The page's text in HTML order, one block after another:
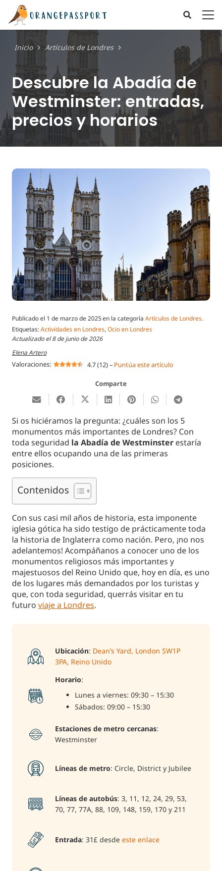
Inicio Artículos de Londres
Descubre la Abadía de
Westminster: entradas,
precios y horarios
Publicado el 1 de marzo de 2025en la categoría Artículos de Londres.
Etiquetas:Actividades en Londres, Ocio en Londres
Actualizado el8 de junio de 2026
Elena Artero
Valoraciones: 4.7(12)– Puntúa este artículo
Comparte
Si os hiciéramos la pregunta: ¿cuáles son los 5
monumentos más importantes de Londres? Con
toda seguridad la Abadía de Westminster estaría
entre ellos ocupando una de las primeras
posiciones.
Contenidos
Con sus casi mil años de historia, esta imponente
iglesia gótica ha sido testigo de prácticamente toda
la historia de Inglaterra como nación. Pero, ¡no nos
adelantemos! Acompáñanos a conocer uno de los
monumentos religiosos más importantes y
majestuosos del Reino Unido que, hoy en día, es uno
de los lugares más demandados por los turistas y
que, con toda seguridad, querrás visitar en tu
futuro viaje a Londres.
Ubicación: Dean’s Yard, London SW1P
3PA, Reino Unido
Horario:
Lunes a viernes: 09:30 – 15:30
Sábados: 09:00 – 15:30
Estaciones de metro cercanas:
Westminster
Líneas de metro: Circle, District y Jubilee
Líneas de autobús: 3, 11, 12, 24, 29, 53,
70, 77, 77A, 88, 109, 148, 159, 170 y 211
Entrada: 31£ desde este enlace